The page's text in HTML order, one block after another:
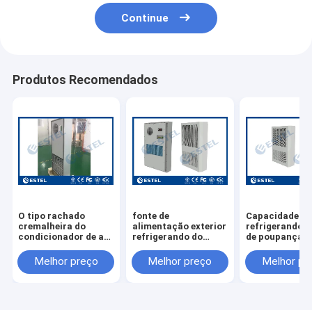
Continue
Produtos Recomendados
O tipo rachado
cremalheira do
condicionador de ar
capacidade 2500W
refrigerando
Melhor preço
fonte de
alimentação exterior
refrigerando do
220VAC do armário
da capacidade
Melhor preço
Capacidade
refrigerando
de poupança
48VDC 600W
condicionador
Melhor